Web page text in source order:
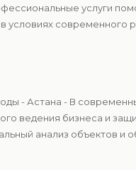
услуги
условиях современного
- Астана - В
ведения бизнеса и
анализ объектов и